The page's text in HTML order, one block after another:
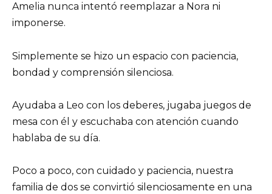
Amelia nunca intentó reemplazar a Nora ni
imponerse.
Simplemente se hizo un espacio con paciencia,
bondad y comprensión silenciosa.
Ayudaba a Leo con los deberes, jugaba juegos de
mesa con él y escuchaba con atención cuando
hablaba de su día.
Poco a poco, con cuidado y paciencia, nuestra
familia de dos se convirtió silenciosamente en una